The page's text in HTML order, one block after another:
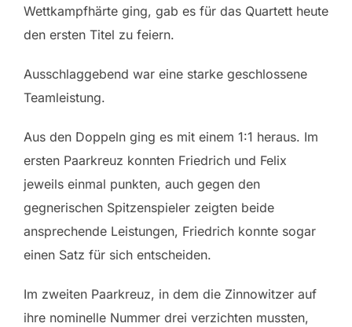
Wettkampfhärte ging, gab es für das Quartett heute
den ersten Titel zu feiern.
Ausschlaggebend war eine starke geschlossene
Teamleistung.
Aus den Doppeln ging es mit einem 1:1 heraus. Im
ersten Paarkreuz konnten Friedrich und Felix
jeweils einmal punkten, auch gegen den
gegnerischen Spitzenspieler zeigten beide
ansprechende Leistungen, Friedrich konnte sogar
einen Satz für sich entscheiden.
Im zweiten Paarkreuz, in dem die Zinnowitzer auf
ihre nominelle Nummer drei verzichten mussten,